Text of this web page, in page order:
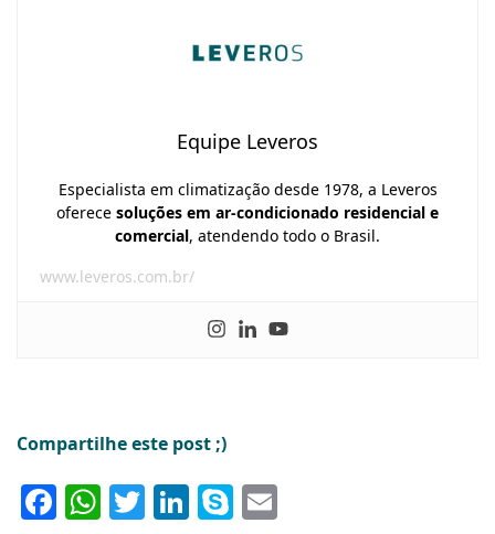
Equipe Leveros
Especialista em climatização desde 1978, a Leveros
oferece soluções em ar-condicionado residencial e
comercial, atendendo todo o Brasil.
www.leveros.com.br/
Compartilhe este post ;)
Facebook
WhatsApp
Twitter
LinkedIn
Skype